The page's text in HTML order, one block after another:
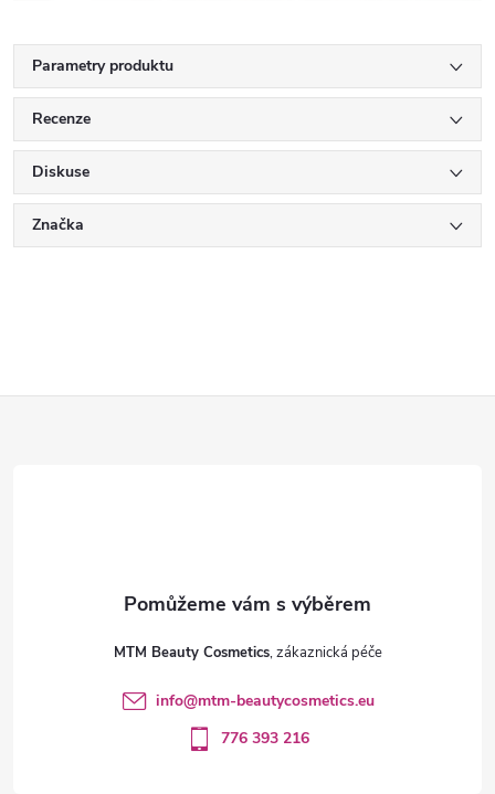
Parametry produktu
Recenze
Diskuse
Značka
MTM Beauty Cosmetics
info@mtm-beautycosmetics.eu
776 393 216